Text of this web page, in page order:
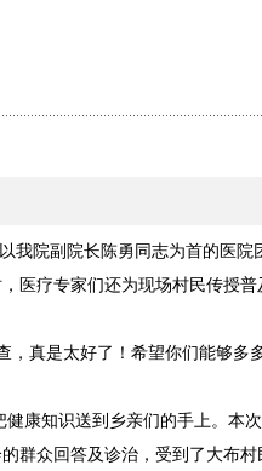
我院副院长陈勇同志为首的医院
，医疗专家们还为现场村民传授普
，真是太好了！希望你们能够多
康知识送到乡亲们的手上。本
群众回答及诊治，受到了 大布村